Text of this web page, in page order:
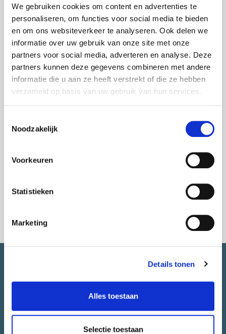
We gebruiken cookies om content en advertenties te
personaliseren, om functies voor social media te bieden
en om ons websiteverkeer te analyseren. Ook delen we
informatie over uw gebruik van onze site met onze
partners voor social media, adverteren en analyse. Deze
partners kunnen deze gegevens combineren met andere
informatie die u aan ze heeft verstrekt of die ze hebben
verzameld op basis van uw gebruik van hun services.
Noodzakelijk
Voorkeuren
Statistieken
Marketing
Details tonen
Alles toestaan
Selectie toestaan
Meer tijd om je aanvraag zorgvuldig voor te bereiden
Wacht dus niet te lang met aanmelden om optimaal
voorbereid te zijn voor de subsidieaanvraag!
Meer informatie
Heb je nog vragen, wil je meer weten over het programma
netwerkevent op 4 september
bekijk onze website voor alle details en tips.
Wil je op de hoogte blijven van al het nieuws en belangrijke
updates over CityLab010? Volg onze socials en meld je aan
nieuwsbrief
dan ontvang je het laatste nieuws
Meedoen